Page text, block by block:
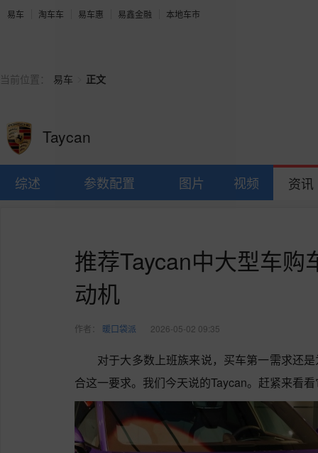
易车 淘车车 易车惠 易鑫金融 本地车市
当前位置： 易车 正文
Taycan
综述 参数配置 图片 视频 资讯
推荐Taycan中大型车
动机
作者： 暖口袋派 2026-05-02 09:35
对于大多数上班族来说，买车第一需求还
合这一要求。我们今天说的Taycan。赶紧来看